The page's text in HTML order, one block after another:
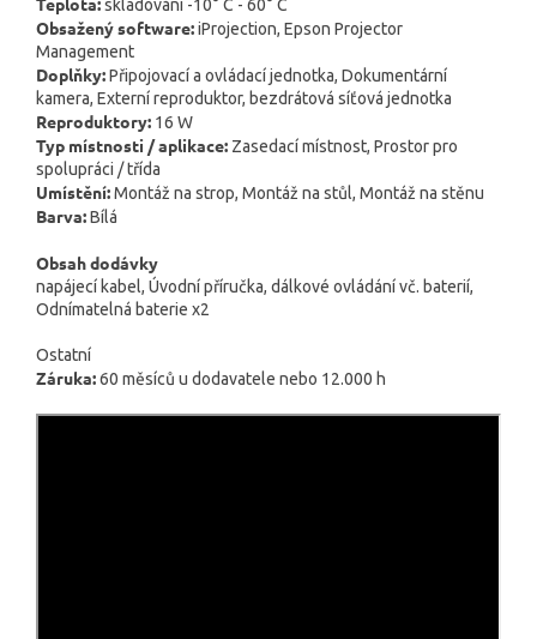
skladování -10° C - 60° C
Obsažený software:iProjection, Epson Projector
Management
Doplňky:Připojovací a ovládací jednotka, Dokumentární
kamera, Externí reproduktor, bezdrátová síťová jednotka
Reproduktory: 16 W
Typ místnosti / aplikace: Zasedací místnost, Prostor pro
spolupráci / třída
Umístění:Montáž na strop, Montáž na stůl, Montáž na stěnu
Barva:Bílá
Obsah dodávky
napájecí kabel, Úvodní příručka, dálkové ovládání vč. baterií,
Odnímatelná baterie x2
Ostatní
Záruka:60 měsíců u dodavatele nebo 12.000 h